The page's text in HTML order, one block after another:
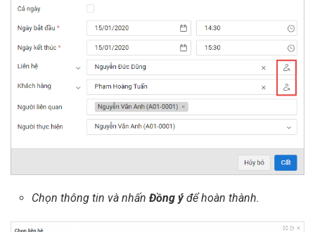
Chọn thông tin và nhấn Đồng ýđể hoàn thành.